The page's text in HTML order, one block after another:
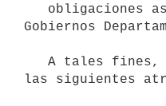
Gobiernos
las siguientes